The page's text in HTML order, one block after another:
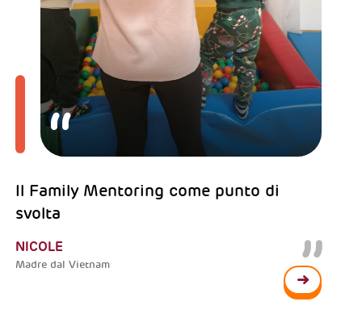
Il Family Mentoring come punto di
svolta
NICOLE
Madre dal Vietnam